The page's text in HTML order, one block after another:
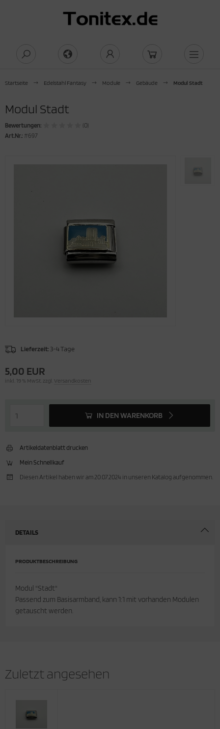
Startseite Edelstahl Fantasy Module Gebäude Modul Stadt
Modul Stadt
Bewertungen:
(0)
Art.Nr.: #697
Lieferzeit: 3-4 Tage
5,00 EUR
inkl. 19 % MwSt. zzgl. Versandkosten
IN DEN WARENKORB
Artikeldatenblatt drucken
Mein Schnellkauf
Diesen Artikel haben wir am 20.07.2024 in unseren Katalog aufgenommen.
DETAILS
PRODUKTBESCHREIBUNG
Modul "Stadt"
Passend zum Basisarmband, kann 1:1 mit vorhanden Modulen
getauscht werden.
Zuletzt angesehen